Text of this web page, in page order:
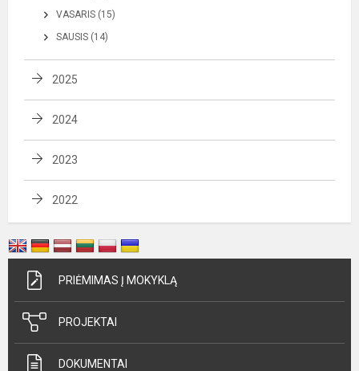
VASARIS (15)
SAUSIS (14)
2025
2024
2023
2022
PRIĖMIMAS Į MOKYKLĄ
PROJEKTAI
DOKUMENTAI